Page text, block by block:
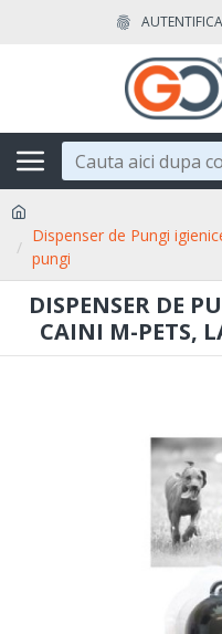
Dispenser de Pungi
pungi
DISPENSER DE
CAINI M-PETS,